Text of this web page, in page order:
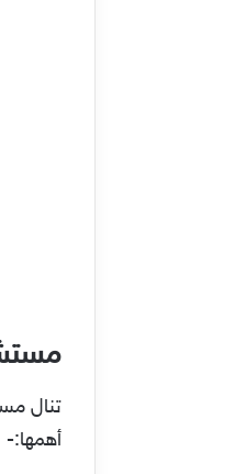
تنال
أهمها:-